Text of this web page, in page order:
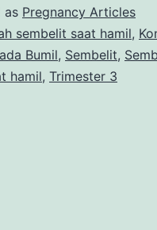
as Pregnancy Articles
sembelit saat hamil,
Bumil, Sembelit,
hamil, Trimester 3